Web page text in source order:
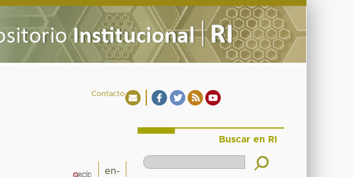
Contacto
en-
Buscar en RI